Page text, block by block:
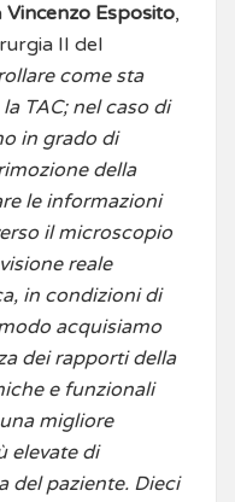
Vincenzo Esposito,
II del
come sta
TAC; nel caso di
in grado di
della
le informazioni
il microscopio
reale
in condizioni di
acquisiamo
dei rapporti della
e funzionali
migliore
elevate di
del paziente. Dieci